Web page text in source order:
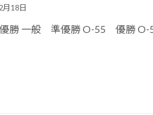
月18日
勝 一般 準優勝 O-55 優勝 O-